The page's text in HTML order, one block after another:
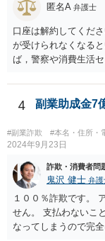
匿名A 弁護士
口座は解約してくだ
が受けられなくなる
ば，警察や消費生活
4 副業助成金7
#副業詐欺 #本名・住所・
2024年9月23日
詐欺・消費者問
鬼沢 健士 弁護
１００％詐欺です。
せん。 支払わないこ
なってしまうので完